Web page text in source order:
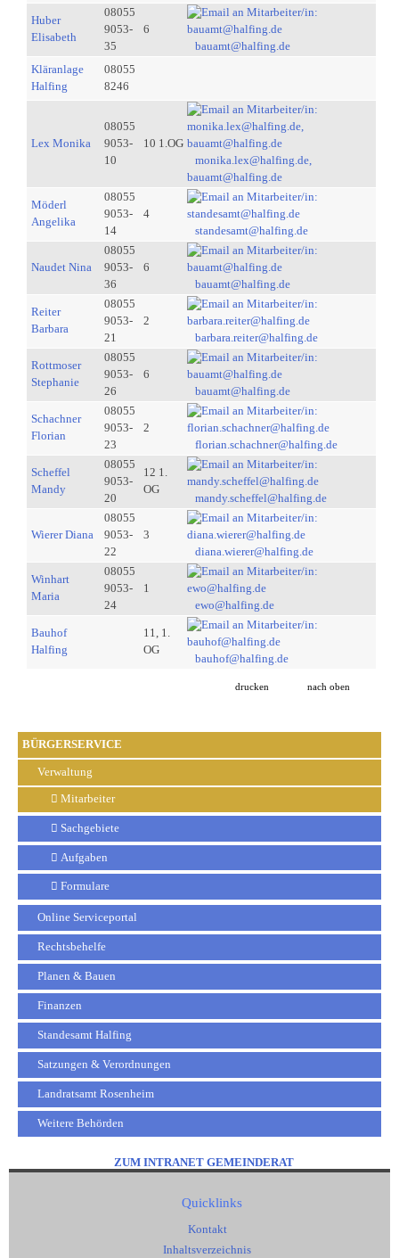
BÜRGERSERVICE
Verwaltung
Mitarbeiter
Sachgebiete
Aufgaben
Formulare
Online Serviceportal
Rechtsbehelfe
Planen & Bauen
Finanzen
Standesamt Halfing
Satzungen & Verordnungen
Landratsamt Rosenheim
Weitere Behörden
Huber
Elisabeth
08055
9053-
35
6
bauamt@halfing.de
Kläranlage
Halfing
08055
8246
Lex Monika
08055
9053-
10
10 1.OG
monika.lex@halfing.de,
bauamt@halfing.de
Möderl
Angelika
08055
9053-
14
4
standesamt@halfing.de
Naudet Nina
08055
9053-
36
6
bauamt@halfing.de
Reiter
Barbara
08055
9053-
21
2
barbara.reiter@halfing.de
Rottmoser
Stephanie
08055
9053-
26
6
bauamt@halfing.de
Schachner
Florian
08055
9053-
23
2
florian.schachner@halfing.de
Scheffel
Mandy
08055
9053-
20
12 1.
OG
mandy.scheffel@halfing.de
Wierer Diana
08055
9053-
22
3
diana.wierer@halfing.de
Winhart
Maria
08055
9053-
24
1
ewo@halfing.de
Bauhof
Halfing
11, 1.
OG
bauhof@halfing.de
drucken nach oben
ZUM INTRANET GEMEINDERAT
Quicklinks
Kontakt
Inhaltsverzeichnis